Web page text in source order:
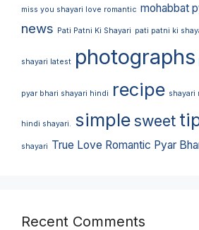
miss you shayari love romantic mohabbat
news Pati Patni Ki Shayari pati patni ki
shayari latest photographs
pyar bhari shayari hindi recipe shayari
hindi shayari. simplesweet
shayari True Love Romantic Pyar
Recent Comments